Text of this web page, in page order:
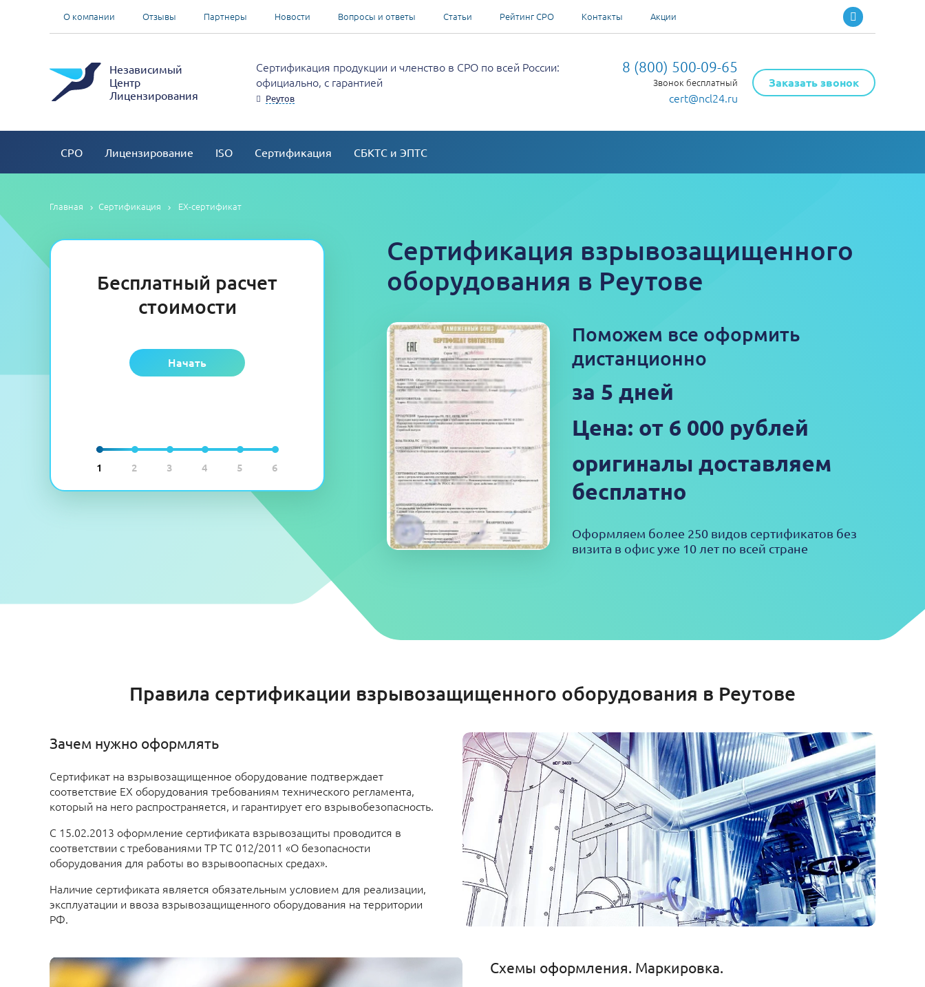
О компании Отзывы Партнеры Новости Вопросы и ответы Статьи Рейтинг СРО Контакты Акции
Независимый
Центр
Лицензирования
Сертификация продукции и членство в СРО по всей России:
официально, с гарантией
Реутов
8 (800) 500-09-65
Звонок бесплатный
cert@ncl24.ru
Заказать звонок
СРО Лицензирование ISO Сертификация СБКТС и ЭПТС
Главная Сертификация EX-сертификат
1 2 3 4 5 6
Бесплатный расчет
стоимости
Начать
Сертификация взрывозащищенного
оборудования в Реутове
Поможем все оформить
дистанционно
за 5 дней
Цена: от 6 000 рублей
оригиналы доставляем
бесплатно
Оформляем более 250 видов сертификатов без
визита в офис уже 10 лет по всей стране
Правила сертификации взрывозащищенного оборудования в Реутове
Зачем нужно оформлять
Сертификат на взрывозащищенное оборудование подтверждает
соответствие EX оборудования требованиям технического регламента,
который на него распространяется, и гарантирует его взрывобезопасность.
С 15.02.2013 оформление сертификата взрывозащиты проводится в
соответствии с требованиями ТР ТС 012/2011 «О безопасности
оборудования для работы во взрывоопасных средах».
Наличие сертификата является обязательным условием для реализации,
эксплуатации и ввоза взрывозащищенного оборудования на территории
РФ.
Схемы оформления. Маркировка.